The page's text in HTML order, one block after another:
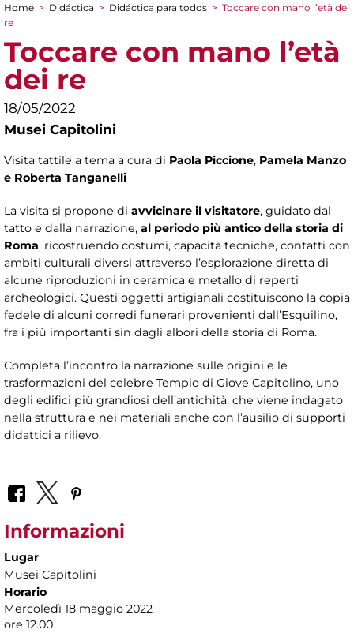
You are here
Home > Didáctica > Didáctica para todos > Toccare con mano l’età dei
re
Toccare con mano l’età
dei re
18/05/2022
Musei Capitolini
Visita tattile a tema a cura di Paola Piccione, Pamela Manzo
e Roberta Tanganelli
La visita si propone di avvicinare il visitatore, guidato dal
tatto e dalla narrazione, al periodo più antico della storia di
Roma, ricostruendo costumi, capacità tecniche, contatti con
ambiti culturali diversi attraverso l’esplorazione diretta di
alcune riproduzioni in ceramica e metallo di reperti
archeologici. Questi oggetti artigianali costituiscono la copia
fedele di alcuni corredi funerari provenienti dall’Esquilino,
fra i più importanti sin dagli albori della storia di Roma.
Completa l’incontro la narrazione sulle origini e le
trasformazioni del celebre Tempio di Giove Capitolino, uno
degli edifici più grandiosi dell’antichità, che viene indagato
nella struttura e nei materiali anche con l’ausilio di supporti
didattici a rilievo.
Informazioni
Lugar
Musei Capitolini
Horario
Mercoledì 18 maggio 2022
ore 12.00